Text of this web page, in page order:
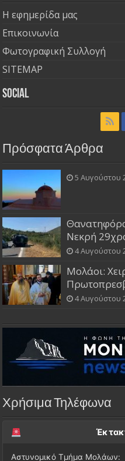
Η εφημερίδα μας
Επικοινωνία
Φωτογραφική Συλλογή
SITEMAP
Social
Πρόσφατα Άρθρα
5 Αυγούστου
Νεκρή
4 Αυγούστου
Μολάοι:
4 Αυγούστου
Χρήσιμα Τηλέφωνα
Αστυνομικό Τμήμα Μολάων: